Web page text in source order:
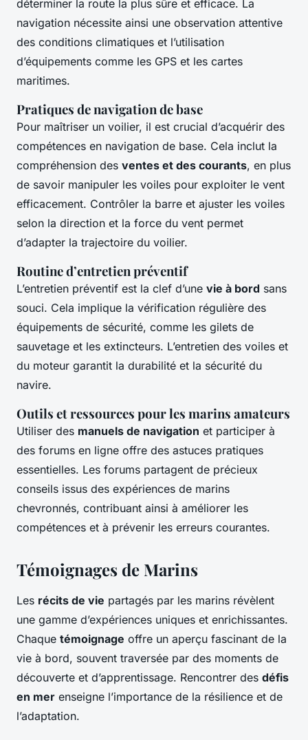
déterminer la route la plus sûre et efficace. La
navigation nécessite ainsi une observation attentive
des conditions climatiques et l’utilisation
d’équipements comme les GPS et les cartes
maritimes.
Pratiques de navigation de base
Pour maîtriser un voilier, il est crucial d’acquérir des
compétences en navigation de base. Cela inclut la
compréhension des ventes et des courants, en plus
de savoir manipuler les voiles pour exploiter le vent
efficacement. Contrôler la barre et ajuster les voiles
selon la direction et la force du vent permet
d’adapter la trajectoire du voilier.
Routine d’entretien préventif
L’entretien préventif est la clef d’une vie à bord sans
souci. Cela implique la vérification régulière des
équipements de sécurité, comme les gilets de
sauvetage et les extincteurs. L’entretien des voiles et
du moteur garantit la durabilité et la sécurité du
navire.
Outils et ressources pour les marins amateurs
Utiliser des manuels de navigation et participer à
des forums en ligne offre des astuces pratiques
essentielles. Les forums partagent de précieux
conseils issus des expériences de marins
chevronnés, contribuant ainsi à améliorer les
compétences et à prévenir les erreurs courantes.
Témoignages de Marins
Les récits de vie partagés par les marins révèlent
une gamme d’expériences uniques et enrichissantes.
Chaque témoignage offre un aperçu fascinant de la
vie à bord, souvent traversée par des moments de
découverte et d’apprentissage. Rencontrer des défis
en mer enseigne l’importance de la résilience et de
l’adaptation.